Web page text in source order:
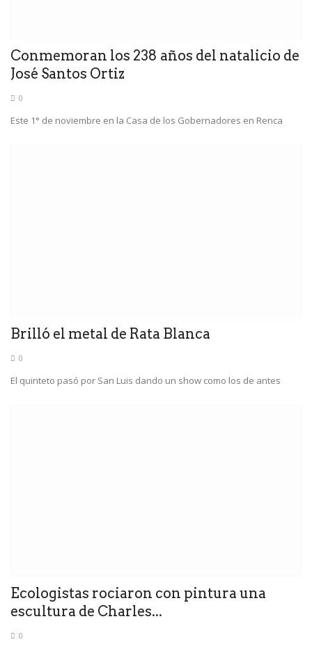
Conmemoran los 238 años del natalicio de
José Santos Ortiz
0
Este 1° de noviembre en la Casa de los Gobernadores en Renca
Brilló el metal de Rata Blanca
0
El quinteto pasó por San Luis dando un show como los de antes
Ecologistas rociaron con pintura una
escultura de Charles...
0